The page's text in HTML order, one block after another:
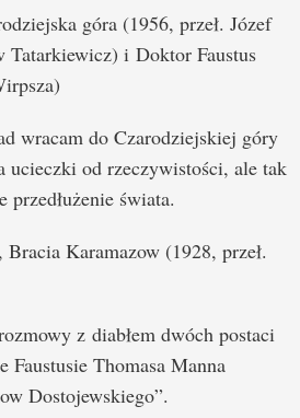
góra (1956, przeł. Józef
Tatarkiewicz) i Doktor Faustus
wracam do Czarodziejskiej góry
ucieczki od rzeczywistości, ale tak
przedłużenie świata.
Karamazow (1928, przeł.
z diabłem dwóch postaci
Thomasa Manna
Dostojewskiego”.